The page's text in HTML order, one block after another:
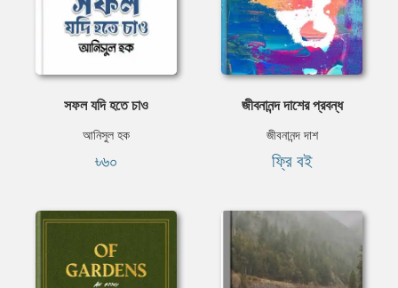
সফল যদি হতে চাও
আনিসুল হক
৳৬০
জীবনানন্দ দাশের প্রবন্ধ
জীবনানন্দ দাশ
ফ্রি বই